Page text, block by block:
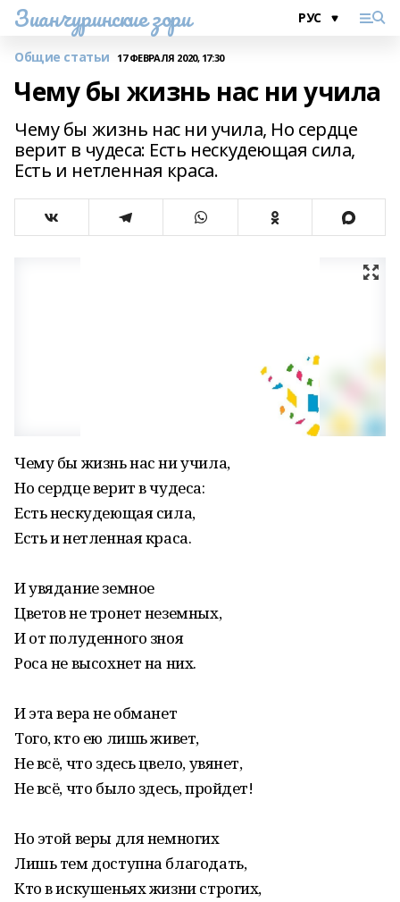
Зианчуринские зори
Общие статьи 17 ФЕВРАЛЯ 2020, 17:30
Чему бы жизнь нас ни учила
Чему бы жизнь нас ни учила, Но сердце
верит в чудеса: Есть нескудеющая сила,
Есть и нетленная краса.
Чему бы жизнь нас ни учила,
Но сердце верит в чудеса:
Есть нескудеющая сила,
Есть и нетленная краса.
И увядание земное
Цветов не тронет неземных,
И от полуденного зноя
Роса не высохнет на них.
И эта вера не обманет
Того, кто ею лишь живет,
Не всё, что здесь цвело, увянет,
Не всё, что было здесь, пройдет!
Но этой веры для немногих
Лишь тем доступна благодать,
Кто в искушеньях жизни строгих,